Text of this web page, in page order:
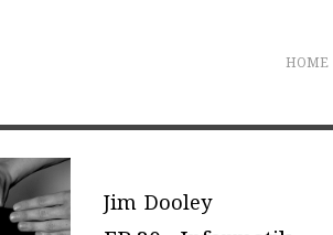
HOME
Jim Dooley